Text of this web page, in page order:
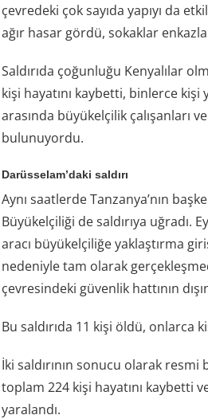
çevredeki çok sayıda yapıyı da
ağır hasar gördü, sokaklar
Saldırıda çoğunluğu Kenyalılar
kişi hayatını kaybetti, binlerce kişi
arasında büyükelçilik çalışanları
bulunuyordu.
Darüsselam’daki saldırı
Aynı saatlerde Tanzanya’nın
Büyükelçiliği de saldırıya uğradı.
aracı büyükelçiliğe yaklaştırma
nedeniyle tam olarak
çevresindeki güvenlik hattının
Bu saldırıda 11 kişi öldü, onlarca
İki saldırının sonucu olarak
toplam 224 kişi hayatını kaybetti
yaralandı.